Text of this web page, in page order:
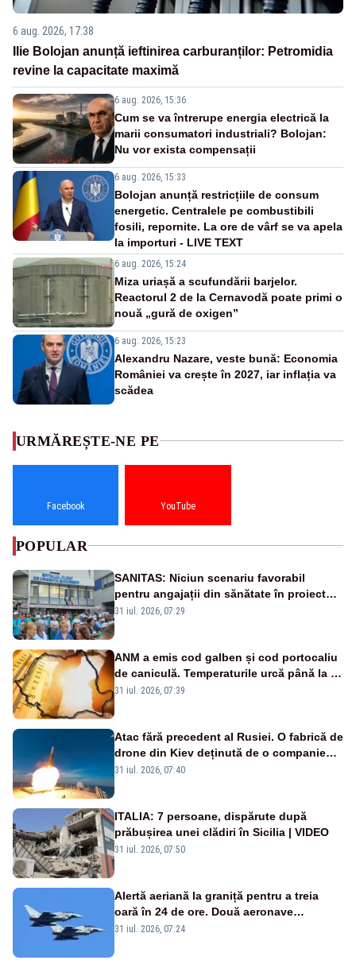
6 aug. 2026, 17:38
Ilie Bolojan anunță ieftinirea carburanților: Petromidia
revine la capacitate maximă
6 aug. 2026, 15:36
Cum se va întrerupe energia electrică la
marii consumatori industriali? Bolojan:
Nu vor exista compensații
6 aug. 2026, 15:33
Bolojan anunță restricțiile de consum
energetic. Centralele pe combustibili
fosili, repornite. La ore de vârf se va apela
la importuri - LIVE TEXT
6 aug. 2026, 15:24
Miza uriașă a scufundării barjelor.
Reactorul 2 de la Cernavodă poate primi o
nouă „gură de oxigen”
6 aug. 2026, 15:23
Alexandru Nazare, veste bună: Economia
României va crește în 2027, iar inflația va
scădea
URMĂREȘTE-NE PE
Facebook YouTube
POPULAR
SANITAS: Niciun scenariu favorabil
pentru angajații din sănătate în proiectul
Legii salarizării
31 iul. 2026, 07:29
ANM a emis cod galben și cod portocaliu
de caniculă. Temperaturile urcă până la 38
de grade, iar nopțile devin tropicale
31 iul. 2026, 07:39
Atac fără precedent al Rusiei. O fabrică de
drone din Kiev deținută de o companie
americană, distrusă de o rachetă
31 iul. 2026, 07:40
ITALIA: 7 persoane, dispărute după
prăbușirea unei clădiri în Sicilia | VIDEO
31 iul. 2026, 07:50
Alertă aeriană la graniță pentru a treia
oară în 24 de ore. Două aeronave
Eurofighter britanice au fost ridicate de la
31 iul. 2026, 07:24